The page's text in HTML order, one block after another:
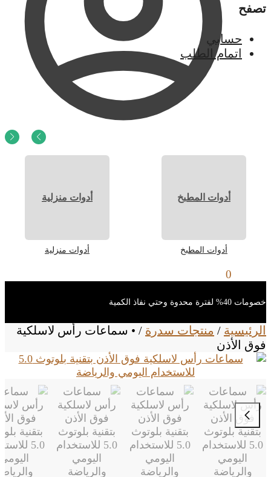
تصفح
حسابي
اتمام الطلب
أدوات المطبخ
أدوات المطبخ
أدوات منزلية
أدوات منزلية
0
خصومات 40% لفترة محدوة وحتي نفاذ الكمية
الرئيسية / منتجات سدرة / • سماعات رأس لاسلكية
فوق الأذن